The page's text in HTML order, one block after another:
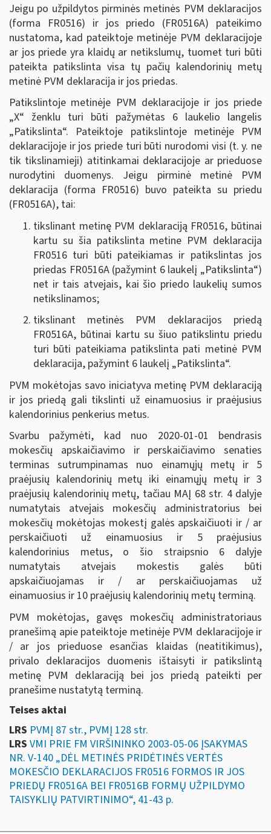
Jeigu po užpildytos pirminės metinės PVM deklaracijos
(forma FR0516) ir jos priedo (FR0516A) pateikimo
nustatoma, kad pateiktoje metinėje PVM deklaracijoje
ar jos priede yra klaidų ar netikslumų, tuomet turi būti
pateikta patikslinta visa tų pačių kalendorinių metų
metinė PVM deklaracija ir jos priedas.
Patikslintoje metinėje PVM deklaracijoje ir jos priede
„X“ ženklu turi būti pažymėtas 6 laukelio langelis
„Patikslinta“. Pateiktoje patikslintoje metinėje PVM
deklaracijoje ir jos priede turi būti nurodomi visi (t. y. ne
tik tikslinamieji) atitinkamai deklaracijoje ar prieduose
nurodytini duomenys. Jeigu pirminė metinė PVM
deklaracija (forma FR0516) buvo pateikta su priedu
(FR0516A), tai:
tikslinant metinę PVM deklaraciją FR0516, būtinai
kartu su šia patikslinta metine PVM deklaracija
FR0516 turi būti pateikiamas ir patikslintas jos
priedas FR0516A (pažymint 6 laukelį „Patikslinta“)
net ir tais atvejais, kai šio priedo laukelių sumos
netikslinamos;
tikslinant metinės PVM deklaracijos priedą
FR0516A, būtinai kartu su šiuo patikslintu priedu
turi būti pateikiama patikslinta pati metinė PVM
deklaracija, pažymint 6 laukelį „Patikslinta“.
PVM mokėtojas savo iniciatyva metinę PVM deklaraciją
ir jos priedą gali tikslinti už einamuosius ir praėjusius
kalendorinius penkerius metus.
Svarbu pažymėti, kad nuo 2020-01-01 bendrasis
mokesčių apskaičiavimo ir perskaičiavimo senaties
terminas sutrumpinamas nuo einamųjų metų ir 5
praėjusių kalendorinių metų iki einamųjų metų ir 3
praėjusių kalendorinių metų, tačiau MAĮ 68 str. 4 dalyje
numatytais atvejais mokesčių administratorius bei
mokesčių mokėtojas mokestį galės apskaičiuoti ir / ar
perskaičiuoti už einamuosius ir 5 praėjusius
kalendorinius metus, o šio straipsnio 6 dalyje
numatytais atvejais mokestis galės būti
apskaičiuojamas ir / ar perskaičiuojamas už
einamuosius ir 10 praėjusių kalendorinių metų terminą.
PVM mokėtojas, gavęs mokesčių administratoriaus
pranešimą apie pateiktoje metinėje PVM deklaracijoje ir
/ ar jos prieduose esančias klaidas (neatitikimus),
privalo deklaracijos duomenis ištaisyti ir patikslintą
metinę PVM deklaraciją bei jos priedą pateikti per
pranešime nustatytą terminą.
Teises aktai
LRS PVMĮ 87 str., PVMĮ 128 str.
LRS VMI PRIE FM VIRŠININKO 2003-05-06 ĮSAKYMAS
NR. V-140 „DĖL METINĖS PRIDĖTINĖS VERTĖS
MOKESČIO DEKLARACIJOS FR0516 FORMOS IR JOS
PRIEDŲ FR0516A BEI FR0516B FORMŲ UŽPILDYMO
TAISYKLIŲ PATVIRTINIMO“, 41-43 p.